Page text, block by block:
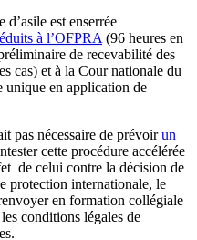
d’asile est enserrée
à l’OFPRA(96 heures en
de recevabilité des
cas) et à la Cour nationale du
unique en application de
pas nécessaire de prévoirun
cette procédure accélérée
de celui contre la décision de
protection internationale, le
en formation collégiale
conditions légales de